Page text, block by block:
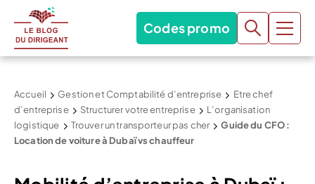
Codes promo
Accueil Gestion et Comptabilité d’entreprise
Etre chef
d’entreprise
Structurer votre entreprise
L’organisation
logistique
Trouver un transporteur pas cher
Guide du CFO :
Location de voiture à Dubaï vs chauffeur